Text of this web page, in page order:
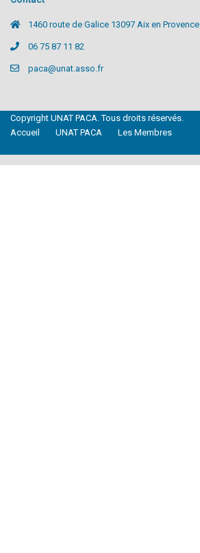
1460 route de Galice 13097 Aix en Provence
06 75 87 11 82
paca@unat.asso.fr
Copyright UNAT PACA. Tous droits réservés.
Accueil
UNAT PACA Les Membres